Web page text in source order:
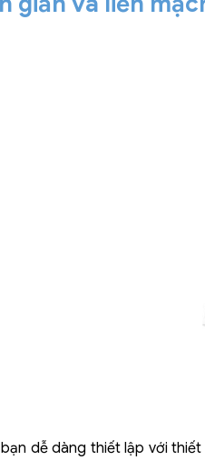
dễ dàng thiết lập với